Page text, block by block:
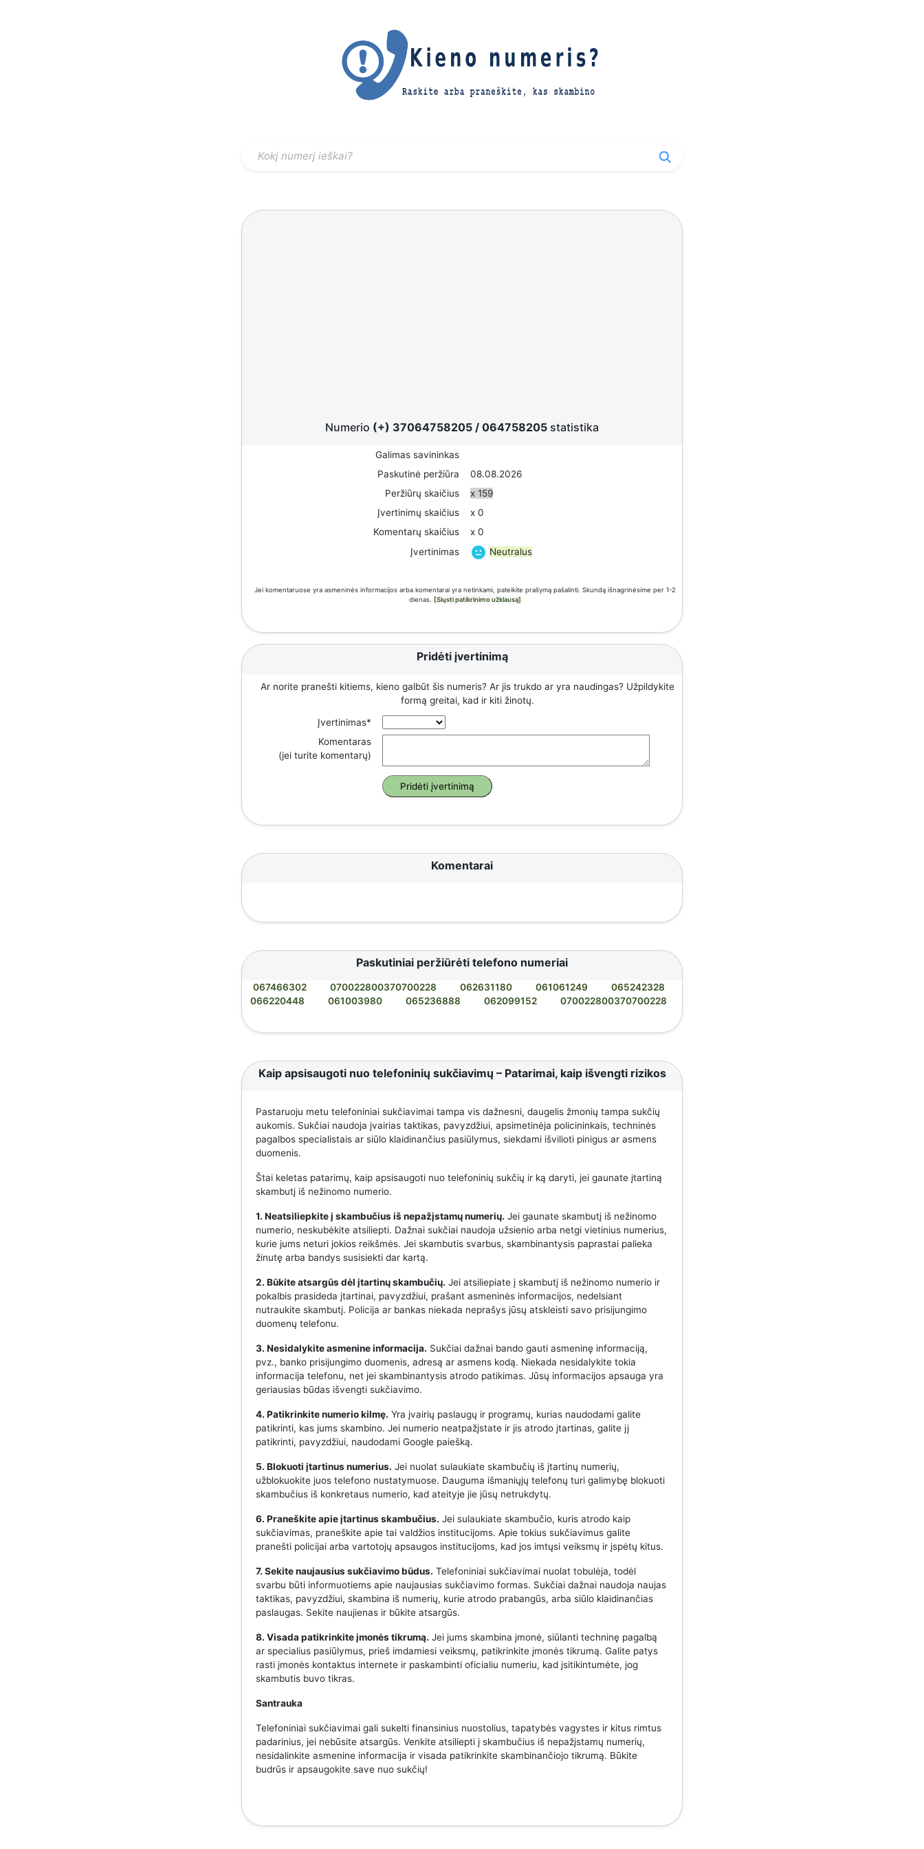
Numerio (+) 37064758205 / 064758205 statistika
Galimas savininkas
Paskutinė peržiūra
08.08.2026
Peržiūrų skaičius
x 159
Įvertinimų skaičius
x 0
Komentarų skaičius
x 0
Įvertinimas
Neutralus
Jei komentaruose yra asmeninės informacijos arba komentarai yra netinkami, pateikite prašymą pašalinti. Skundą išnagrinėsime per 1-2
dienas.
[Siųsti patikrinimo užklausą]
Pridėti įvertinimą
Ar norite pranešti kitiems, kieno galbūt šis numeris? Ar jis trukdo ar yra naudingas? Užpildykite
formą greitai, kad ir kiti žinotų.
Įvertinimas*
Komentaras
(jei turite komentarų)
Komentarai
Paskutiniai peržiūrėti telefono numeriai
067466302 070022800370700228 062631180 061061249
065242328
066220448
061003980 065236888 062099152 070022800370700228
Kaip apsisaugoti nuo telefoninių sukčiavimų – Patarimai, kaip išvengti rizikos
Pastaruoju metu telefoniniai sukčiavimai tampa vis dažnesni, daugelis žmonių tampa sukčių
aukomis. Sukčiai naudoja įvairias taktikas, pavyzdžiui, apsimetinėja policininkais, techninės
pagalbos specialistais ar siūlo klaidinančius pasiūlymus, siekdami išvilioti pinigus ar asmens
duomenis.
Štai keletas patarimų, kaip apsisaugoti nuo telefoninių sukčių ir ką daryti, jei gaunate įtartiną
skambutį iš nežinomo numerio.
1. Neatsiliepkite į skambučius iš nepažįstamų numerių. Jei gaunate skambutį iš nežinomo
numerio, neskubėkite atsiliepti. Dažnai sukčiai naudoja užsienio arba netgi vietinius numerius,
kurie jums neturi jokios reikšmės. Jei skambutis svarbus, skambinantysis paprastai palieka
žinutę arba bandys susisiekti dar kartą.
2. Būkite atsargūs dėl įtartinų skambučių. Jei atsiliepiate į skambutį iš nežinomo numerio ir
pokalbis prasideda įtartinai, pavyzdžiui, prašant asmeninės informacijos, nedelsiant
nutraukite skambutį. Policija ar bankas niekada neprašys jūsų atskleisti savo prisijungimo
duomenų telefonu.
3. Nesidalykite asmenine informacija. Sukčiai dažnai bando gauti asmeninę informaciją,
pvz., banko prisijungimo duomenis, adresą ar asmens kodą. Niekada nesidalykite tokia
informacija telefonu, net jei skambinantysis atrodo patikimas. Jūsų informacijos apsauga yra
geriausias būdas išvengti sukčiavimo.
4. Patikrinkite numerio kilmę. Yra įvairių paslaugų ir programų, kurias naudodami galite
patikrinti, kas jums skambino. Jei numerio neatpažįstate ir jis atrodo įtartinas, galite jį
patikrinti, pavyzdžiui, naudodami Google paiešką.
5. Blokuoti įtartinus numerius. Jei nuolat sulaukiate skambučių iš įtartinų numerių,
užblokuokite juos telefono nustatymuose. Dauguma išmaniųjų telefonų turi galimybę blokuoti
skambučius iš konkretaus numerio, kad ateityje jie jūsų netrukdytų.
6. Praneškite apie įtartinus skambučius. Jei sulaukiate skambučio, kuris atrodo kaip
sukčiavimas, praneškite apie tai valdžios institucijoms. Apie tokius sukčiavimus galite
pranešti policijai arba vartotojų apsaugos institucijoms, kad jos imtųsi veiksmų ir įspėtų kitus.
7. Sekite naujausius sukčiavimo būdus. Telefoniniai sukčiavimai nuolat tobulėja, todėl
svarbu būti informuotiems apie naujausias sukčiavimo formas. Sukčiai dažnai naudoja naujas
taktikas, pavyzdžiui, skambina iš numerių, kurie atrodo prabangūs, arba siūlo klaidinančias
paslaugas. Sekite naujienas ir būkite atsargūs.
8. Visada patikrinkite įmonės tikrumą. Jei jums skambina įmonė, siūlanti techninę pagalbą
ar specialius pasiūlymus, prieš imdamiesi veiksmų, patikrinkite įmonės tikrumą. Galite patys
rasti įmonės kontaktus internete ir paskambinti oficialiu numeriu, kad įsitikintumėte, jog
skambutis buvo tikras.
Santrauka
Telefoniniai sukčiavimai gali sukelti finansinius nuostolius, tapatybės vagystes ir kitus rimtus
padarinius, jei nebūsite atsargūs. Venkite atsiliepti į skambučius iš nepažįstamų numerių,
nesidalinkite asmenine informacija ir visada patikrinkite skambinančiojo tikrumą. Būkite
budrūs ir apsaugokite save nuo sukčių!